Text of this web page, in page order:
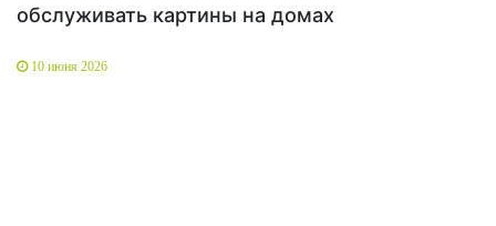
обслуживать картины на домах
10 июня 2026